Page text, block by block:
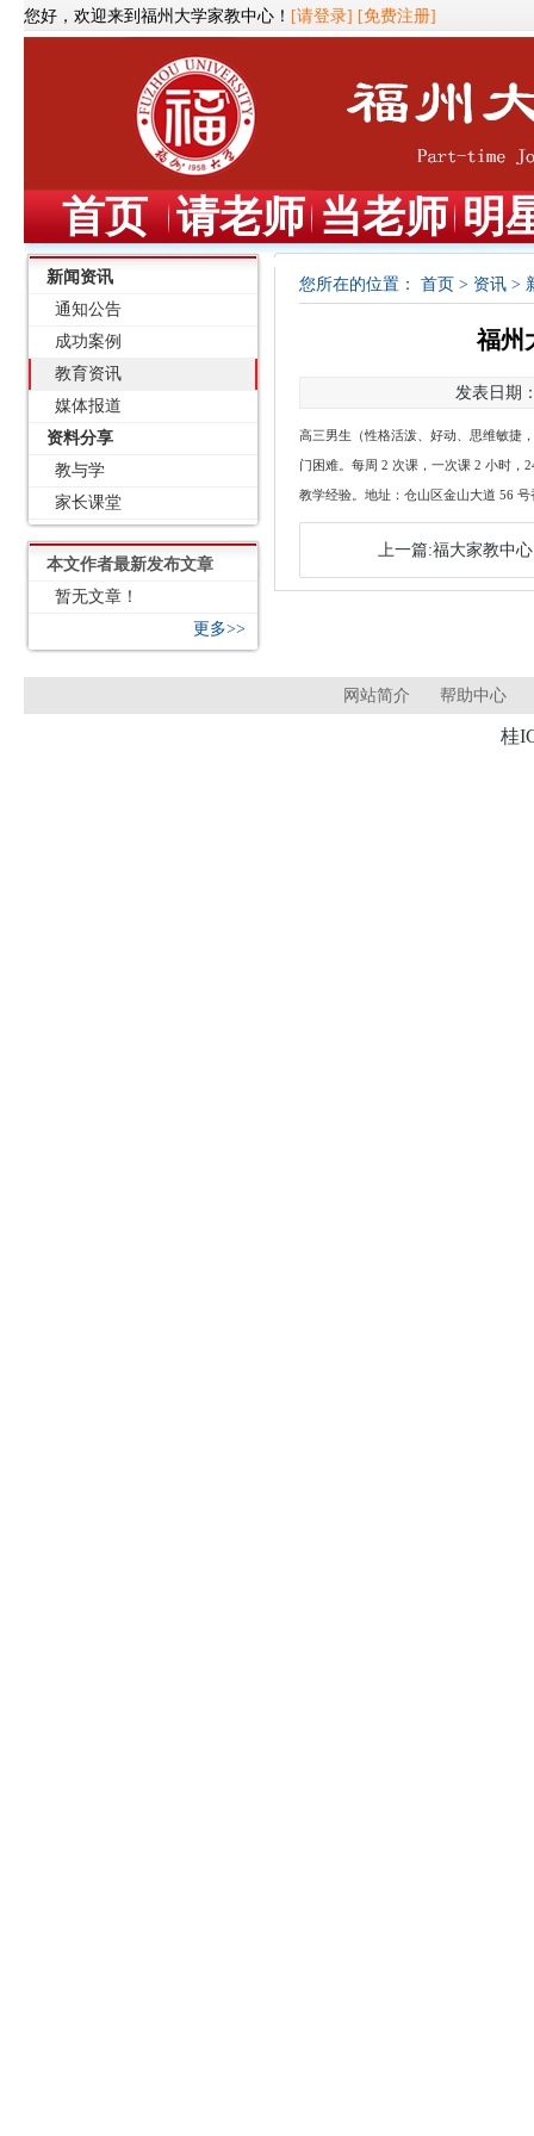
您好，欢迎来到福州大学家教中心！ [请登录] [免费注册]
首页 请老师 当老师 明
新闻资讯
通知公告
成功案例
教育资讯
媒体报道
资料分享
教与学
家长课堂
本文作者最新发布文章
暂无文章！
更多>>
您所在的位置： 首页 > 资讯 >
福州
发表日期
高三男生（性格活泼、好动、思维敏捷
门困难。每周 2 次课，一次课 2 小时，
教学经验。地址：仓山区金山大道 56 号
上一篇:福大家教中心
网站简介 帮助中心
桂